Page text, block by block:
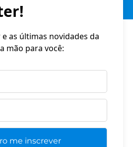
as últimas novidades da
mão para você: